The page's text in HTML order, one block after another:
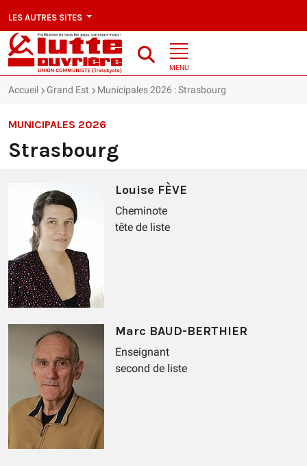
LES AUTRES SITES
MENU
Accueil Grand Est Municipales 2026 : Strasbourg
MUNICIPALES 2026
Strasbourg
Louise FÈVE
Cheminote
tête de liste
Marc BAUD-BERTHIER
Enseignant
second de liste